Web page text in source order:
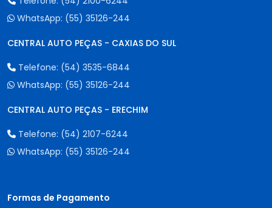
WhatsApp: (55) 35126-244
CENTRAL AUTO PEÇAS - CAXIAS DO SUL
Telefone: (54) 3535-6844
WhatsApp: (55) 35126-244
CENTRAL AUTO PEÇAS - ERECHIM
Telefone: (54) 2107-6244
WhatsApp: (55) 35126-244
Formas de Pagamento